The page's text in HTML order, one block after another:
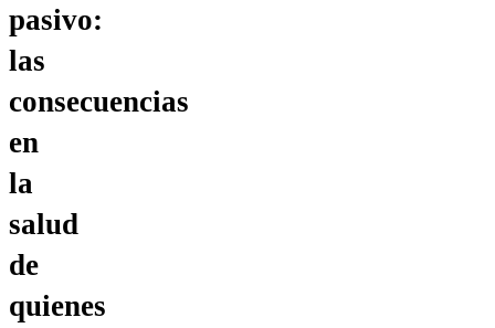
pasivo:
las
consecuencias
en
la
salud
de
quienes